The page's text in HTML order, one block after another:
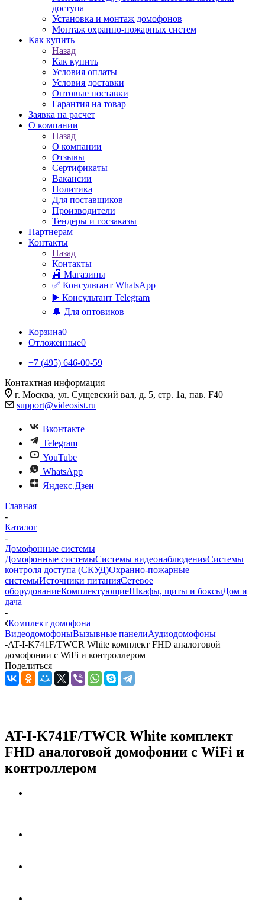
доступа
Установка и монтаж домофонов
Монтаж охранно-пожарных систем
Как купить
Назад
Как купить
Условия оплаты
Условия доставки
Оптовые поставки
Гарантия на товар
Заявка на расчет
О компании
Назад
О компании
Отзывы
Сертификаты
Вакансии
Политика
Для поставщиков
Производители
Тендеры и госзаказы
Партнерам
Контакты
Назад
Контакты
🏬 Магазины
✅️ Консультант WhatsApp
▶️ Консультант Telegram
🔔 Для оптовиков
Корзина0
Отложенные0
+7 (495) 646-00-59
Контактная информация
г. Москва, ул. Сущевский вал, д. 5, стр. 1а, пав. F40
support@videosist.ru
Вконтакте
Telegram
YouTube
WhatsApp
Яндекс.Дзен
Главная
-
Каталог
-
Домофонные системы
Домофонные системыСистемы видеонаблюденияСистемы
контроля доступа (СКУД)Охранно-пожарные
системыИсточники питанияСетевое
оборудованиеКомплектующиеШкафы, щиты и боксыДом и
дача
-
Комплект домофона
ВидеодомофоныВызывные панелиАудиодомофоны
-AT-I-K741F/TWСR White комплект FHD аналоговой
домофонии с WiFi и контроллером
Поделиться
AT-I-K741F/TWСR White комплект
FHD аналоговой домофонии с WiFi и
контроллером